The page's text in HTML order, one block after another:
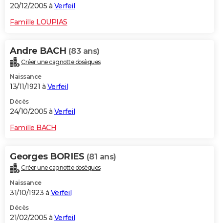
20/12/2005 à Verfeil
Famille LOUPIAS
Andre BACH (83 ans)
Créer une cagnotte obsèques
Naissance
13/11/1921 à Verfeil
Décès
24/10/2005 à Verfeil
Famille BACH
Georges BORIES (81 ans)
Créer une cagnotte obsèques
Naissance
31/10/1923 à Verfeil
Décès
21/02/2005 à Verfeil